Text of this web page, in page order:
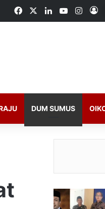
FacebookLinkedInYouTube
DUM SUMUS